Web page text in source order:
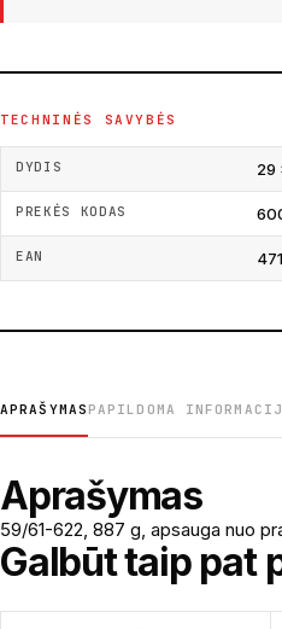
TECHNINĖS SAVYBĖS
DYDIS 29
PREKĖS KODAS
EAN
APRAŠYMAS PAPILDOMA
Aprašymas
59/61-622, 887 g, apsauga nuo
Galbūt taip pat